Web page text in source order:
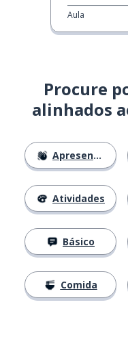
Aula
Procure
alinhados
Apresentações
Atividades
Básico
Comida